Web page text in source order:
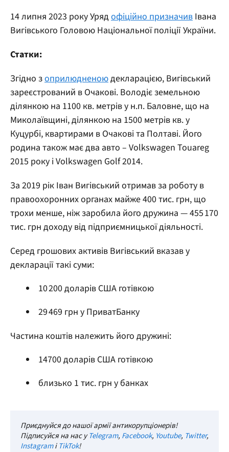
14 липня 2023 року Урядофіційно призначив Івана
Вигівського Головою Національної поліції України.
Статки:
Згідно зоприлюдненоюдекларацією, Вигівський
зареєстрований в Очакові. Володіє земельною
ділянкою на 1100 кв. метрів у н.п. Баловне, що на
Миколаївщині, ділянкою на 1500 метрів кв. у
Куцурбі, квартирами в Очакові та Полтаві. Його
родина також має два авто – Volkswagen Touareg
2015 року і Volkswagen Golf 2014.
За 2019 рік Іван Вигівський отримав за роботу в
правоохоронних органах майже 400 тис. грн, що
трохи менше, ніж заробила його дружина — 455 170
тис. грн доходу від підприємницької діяльності.
Серед грошових активів Вигівський вказав у
декларації такі суми:
10 200 доларів США готівкою
29 469 грн у ПриватБанку
Частина коштів належить його дружині:
14700 доларів США готівкою
близько 1 тис. грн у банках
Приєднуйся до нашої армії антикорупціонерів!
Підписуйся на нас уTelegram, Facebook, Youtube, Twitter,
InstagramіTikTok!